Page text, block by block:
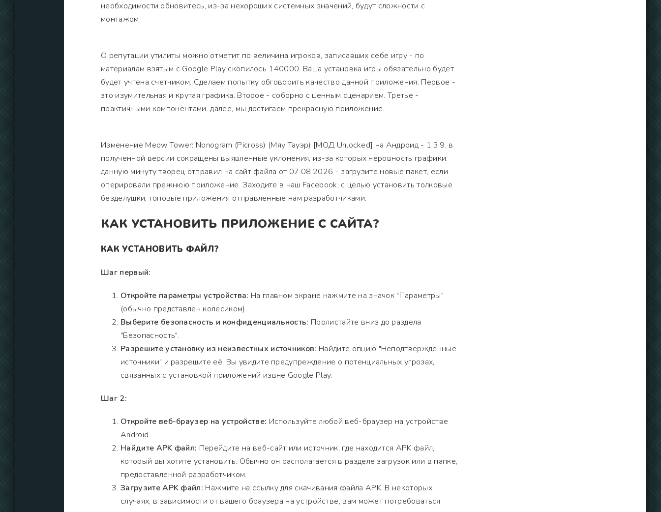
необходимости обновитесь, из-за нехороших системных значений, будут сложности с
монтажом.
О репутации утилиты можно отметит по величина игроков, записавших себе игру - по
материалам взятым с Google Play скопилось 140000. Ваша установка игры обязательно будет
будет учтена счетчиком. Сделаем попытку обговорить качество данной приложения. Первое -
это изумительная и крутая графика. Второе - соборно с ценным сценарием. Третье -
практичными компонентами. далее, мы достигаем прекрасную приложение.
Изменение Meow Tower: Nonogram (Picross) (Мяу Тауэр) [МОД Unlocked] на Андроид - 1.3.9, в
полученной версии сокращены выявленные уклонения, из-за которых неровность графики.
данную минуту творец отправил на сайт файла от 07.08.2026 - загрузите новые пакет, если
оперировали прежнюю приложение. Заходите в наш Facebook, с целью установить толковые
безделушки, топовые приложения отправленные нам разработчиками.
КАК УСТАНОВИТЬ ПРИЛОЖЕНИЕ С САЙТА?
КАК УСТАНОВИТЬ ФАЙЛ?
Шаг первый:
Откройте параметры устройства: На главном экране нажмите на значок "Параметры"
(обычно представлен колесиком).
Выберите безопасность и конфиденциальность: Пролистайте вниз до раздела
"Безопасность".
Разрешите установку из неизвестных источников: Найдите опцию "Неподтвержденные
источники" и разрешите её. Вы увидите предупреждение о потенциальных угрозах,
связанных с установкой приложений извне Google Play.
Шаг 2:
Откройте веб-браузер на устройстве: Используйте любой веб-браузер на устройстве
Android.
Найдите APK файл: Перейдите на веб-сайт или источник, где находится APK файл,
который вы хотите установить. Обычно он располагается в разделе загрузок или в папке,
предоставленной разработчиком.
Загрузите APK файл: Нажмите на ссылку для скачивания файла APK. В некоторых
случаях, в зависимости от вашего браузера на устройстве, вам может потребоваться